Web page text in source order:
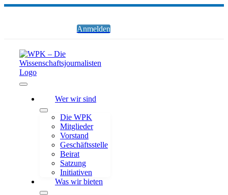
Zum
Anmelden
Navigation
Wer wir sind
Die WPK
Mitglieder
Vorstand
Geschäftsstelle
Beirat
Satzung
Initiativen
Was wir bieten